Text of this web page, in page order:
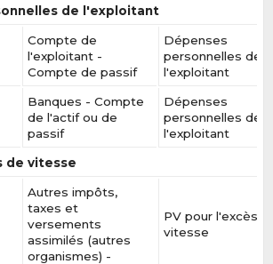
de l'exploitant
Compte de
l'exploitant -
Compte de passif
Dépenses
personnelles de
l'exploitant
Banques - Compte
de l'actif ou de
passif
Dépenses
personnelles de
l'exploitant
de vitesse
Autres impôts,
taxes et
versements
assimilés (autres
organismes) -
PV pour l'excès
vitesse